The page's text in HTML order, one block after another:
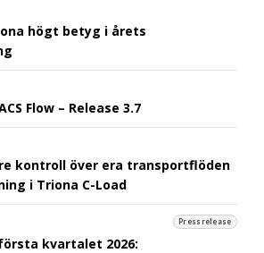
högt betyg i årets
Flow – Release 3.7
kontroll över era transportflöden
i Triona C-Load
Pressrelease
kvartalet 2026: